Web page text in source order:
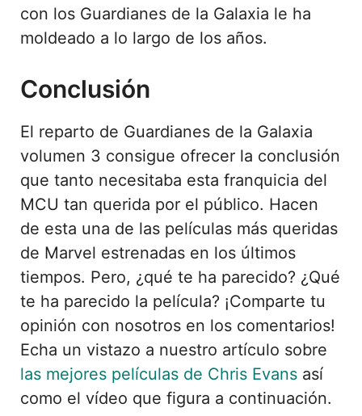
con los Guardianes de la Galaxia le ha
moldeado a lo largo de los años.
Conclusión
El reparto de Guardianes de la Galaxia
volumen 3 consigue ofrecer la conclusión
que tanto necesitaba esta franquicia del
MCU tan querida por el público. Hacen
de esta una de las películas más queridas
de Marvel estrenadas en los últimos
tiempos. Pero, ¿qué te ha parecido? ¿Qué
te ha parecido la película? ¡Comparte tu
opinión con nosotros en los comentarios!
Echa un vistazo a nuestro artículo sobre
las mejores películas de Chris Evans así
como el vídeo que figura a continuación.